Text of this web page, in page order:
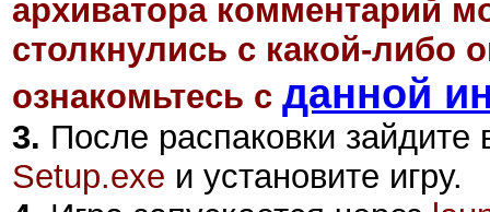
архиватора комментарий
столкнулись с какой-либо
ознакомьтесь с данной
3. После распаковки зайдите
Setup.exe и установите игру.